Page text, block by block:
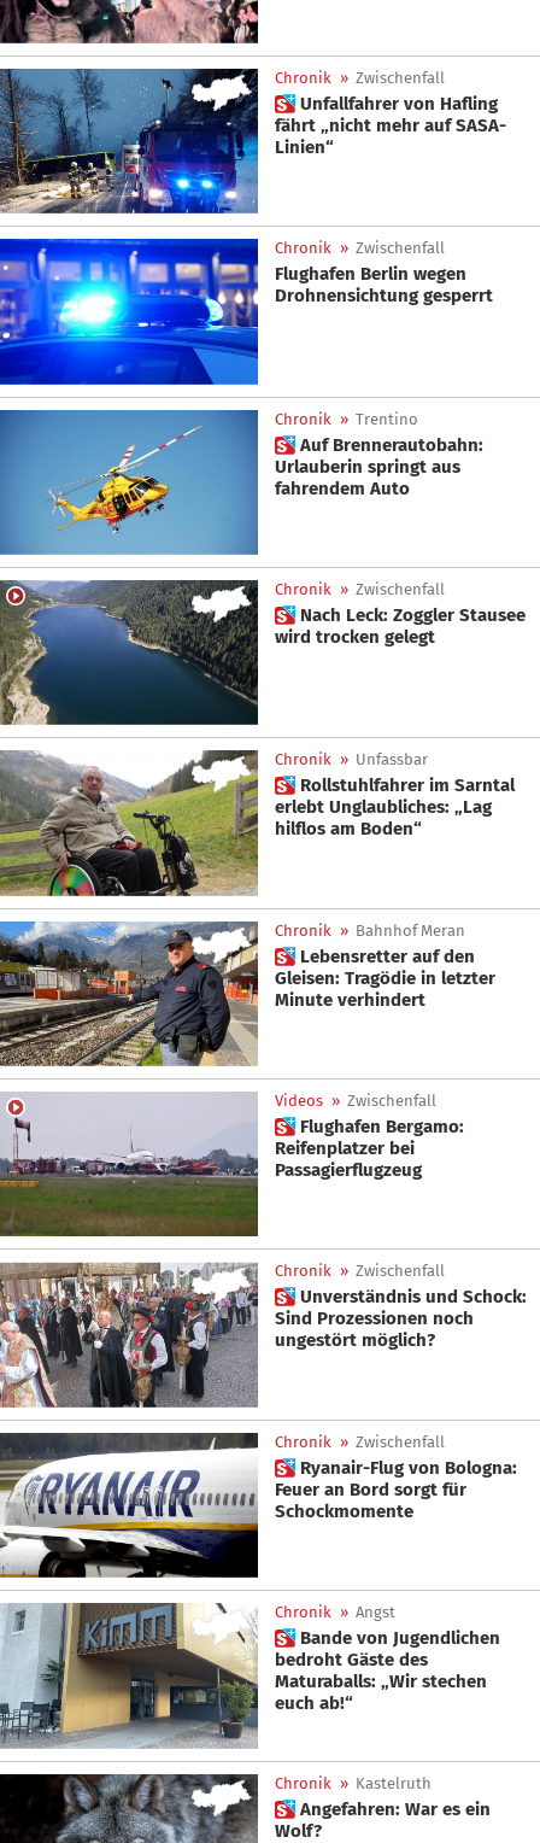
Chronik » Zwischenfall
 Unfallfahrer von Hafling
fährt „nicht mehr auf SASA-
Linien“
Chronik » Zwischenfall
Flughafen Berlin wegen
Drohnensichtung gesperrt
Chronik » Trentino
 Auf Brennerautobahn:
Urlauberin springt aus
fahrendem Auto
Chronik » Zwischenfall
 Nach Leck: Zoggler Stausee
wird trocken gelegt
Chronik » Unfassbar
 Rollstuhlfahrer im Sarntal
erlebt Unglaubliches: „Lag
hilflos am Boden“
Chronik » Bahnhof Meran
 Lebensretter auf den
Gleisen: Tragödie in letzter
Minute verhindert
Videos » Zwischenfall
 Flughafen Bergamo:
Reifenplatzer bei
Passagierflugzeug
Chronik » Zwischenfall
 Unverständnis und Schock:
Sind Prozessionen noch
ungestört möglich?
Chronik » Zwischenfall
 Ryanair-Flug von Bologna:
Feuer an Bord sorgt für
Schockmomente
Chronik » Angst
 Bande von Jugendlichen
bedroht Gäste des
Maturaballs: „Wir stechen
euch ab!“
Chronik » Kastelruth
 Angefahren: War es ein
Wolf?